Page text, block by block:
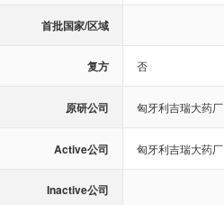
首批国家/区域
复方 否
原研公司 匈牙利吉瑞大药厂
Active公司 匈牙利吉瑞大药厂
Inactive公司